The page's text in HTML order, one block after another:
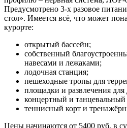
Предусмотрено 3-х разовое
стол». Имеется всё, что может
курорте:
открытый бассейн;
собственный
навесами и лежаками;
лодочная станция;
пешеходные тропы для
площадки и развлечения для
концертный и танцевальный
теннисный корт и
Цены начинаются от 5400 руб. в